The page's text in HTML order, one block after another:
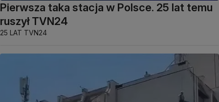
Pierwsza taka stacja w Polsce. 25 lat temu
ruszył TVN24
25 LAT TVN24